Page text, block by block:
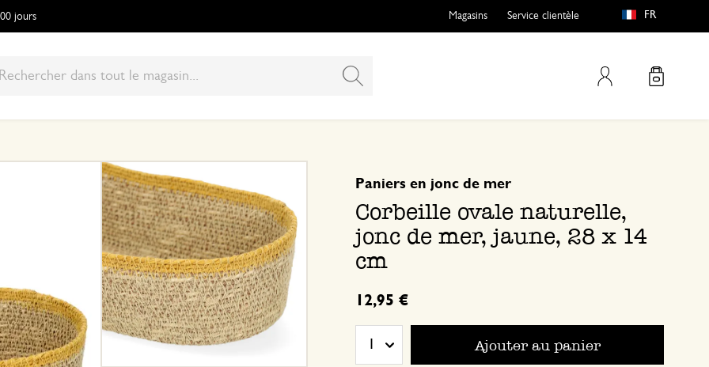
jours
Mon compte
Magasins Service clientèle FR
Corbeille ovale naturelle,
jonc de mer, jaune, 28 x 14
cm
Paniers en jonc de mer
12,95 €
Ajouter au panier